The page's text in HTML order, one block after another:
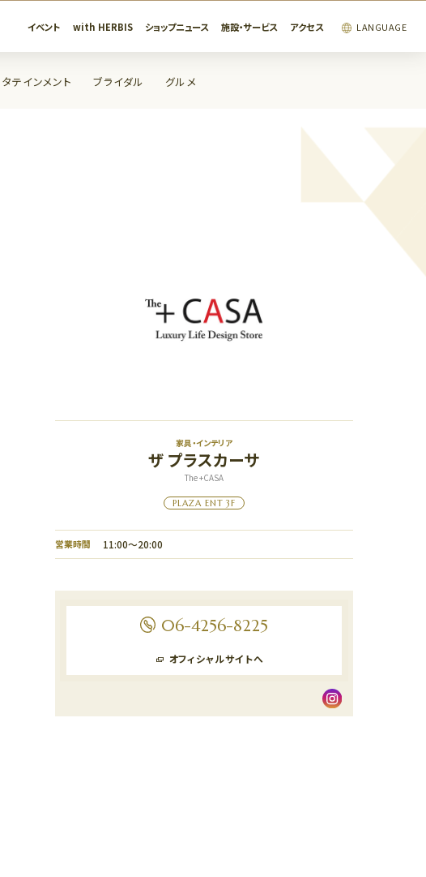
イベント with HERBIS ショップニュース 施設・サービス アクセス LANGUAGE
テインメント ブライダル グルメ
家具・インテリア
ザ プラスカーサ
The +CASA
PLAZA ENT 3F
営業時間 11:00〜20:00
06-4256-8225
オフィシャルサイトへ